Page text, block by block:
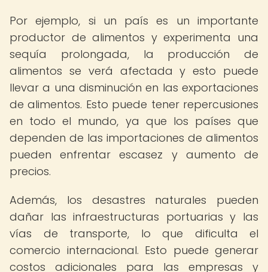
Por ejemplo, si un país es un importante
productor de alimentos y experimenta una
sequía prolongada, la producción de
alimentos se verá afectada y esto puede
llevar a una disminución en las exportaciones
de alimentos. Esto puede tener repercusiones
en todo el mundo, ya que los países que
dependen de las importaciones de alimentos
pueden enfrentar escasez y aumento de
precios.
Además, los desastres naturales pueden
dañar las infraestructuras portuarias y las
vías de transporte, lo que dificulta el
comercio internacional. Esto puede generar
costos adicionales para las empresas y